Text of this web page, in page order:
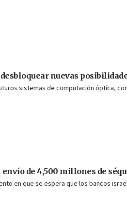
nuevas
sistemas de computación óptica,
de 4,500 millones de
en que se espera que los bancos